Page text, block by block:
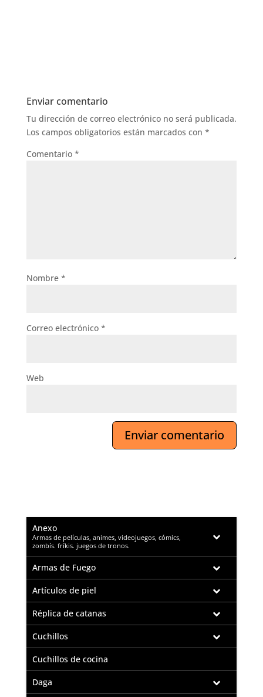
Enviar comentario
Tu dirección de correo electrónico no será publicada.
Los campos obligatorios están marcados con *
Comentario *
Nombre *
Correo electrónico *
Web
Anexo
–
Armas de películas, animes, videojuegos, cómics,
zombís. fríkis. juegos de tronos.
Armas de Fuego
Artículos de piel
Réplica de catanas
Cuchillos
Cuchillos de cocina
Daga